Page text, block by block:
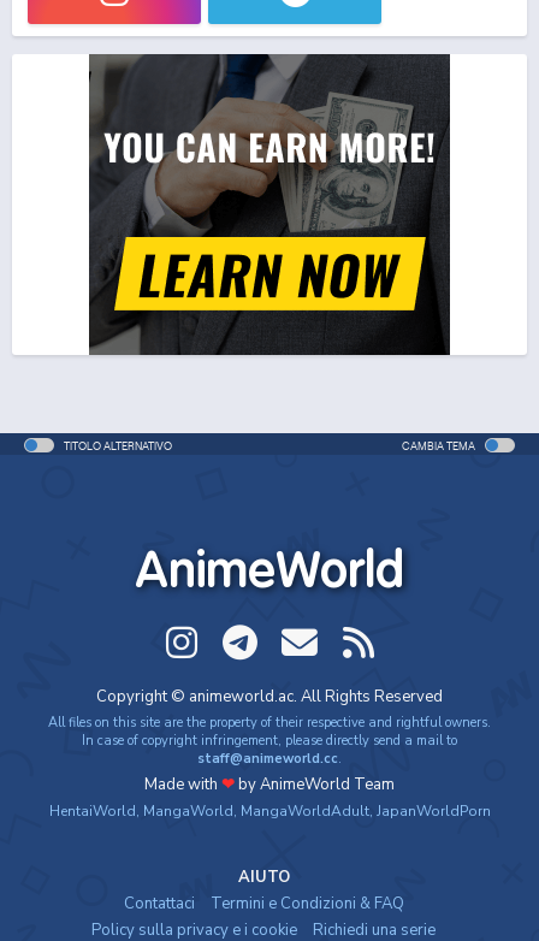
TITOLO ALTERNATIVO CAMBIA TEMA
AnimeWorld
Copyright © animeworld.ac. All Rights Reserved
All files on this site are the property of their respective and rightful owners.
In case of copyright infringement, please directly send a mail to
staff@animeworld.cc.
Made with ❤by AnimeWorld Team
HentaiWorld, MangaWorld, MangaWorldAdult, JapanWorldPorn
AIUTO
Contattaci
Termini e Condizioni & FAQ
Policy sulla privacy e i cookie
Richiedi una serie